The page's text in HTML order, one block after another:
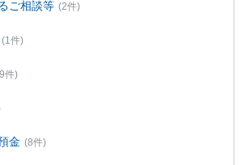
ご相談等 (2件)
(1件)
件)
金 (8件)